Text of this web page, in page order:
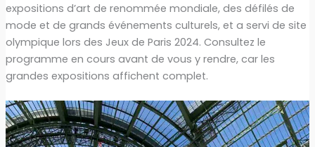
expositions d’art de renommée mondiale, des défilés de
mode et de grands événements culturels, et a servi de site
olympique lors des Jeux de Paris 2024. Consultez le
programme en cours avant de vous y rendre, car les
grandes expositions affichent complet.